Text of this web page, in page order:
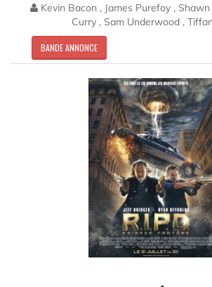
Kevin Bacon , James Purefoy ,
Curry , Sam Underwood ,
BANDE ANNONCE